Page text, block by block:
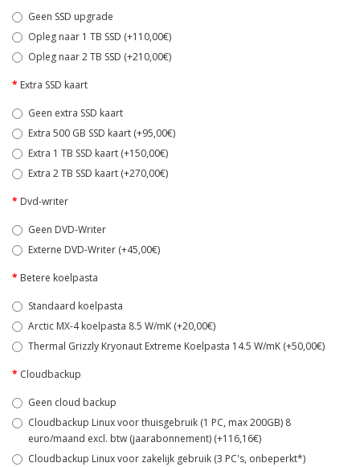
Geen SSD upgrade
Opleg naar 1 TB SSD (+110,00€)
Opleg naar 2 TB SSD (+210,00€)
Extra SSD kaart
Geen extra SSD kaart
Extra 500 GB SSD kaart (+95,00€)
Extra 1 TB SSD kaart (+150,00€)
Extra 2 TB SSD kaart (+270,00€)
Dvd-writer
Geen DVD-Writer
Externe DVD-Writer (+45,00€)
Betere koelpasta
Standaard koelpasta
Arctic MX-4 koelpasta 8.5 W/mK (+20,00€)
Thermal Grizzly Kryonaut Extreme Koelpasta 14.5 W/mK (+50,00€)
Cloudbackup
Geen cloud backup
Cloudbackup Linux voor thuisgebruik (1 PC, max 200GB) 8
euro/maand excl. btw (jaarabonnement) (+116,16€)
Cloudbackup Linux voor zakelijk gebruik (3 PC's, onbeperkt*)